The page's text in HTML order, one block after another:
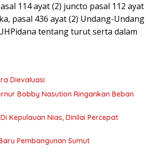
114 ayat (2) juncto pasal 112 ayat
pasal 436 ayat (2) Undang-Undang
tentang turut serta dalam
Dievaluasi
Bobby Nasution Ringankan Beban
Kepulauan Nias, Dinilai Percepat
Pembangunan Sumut